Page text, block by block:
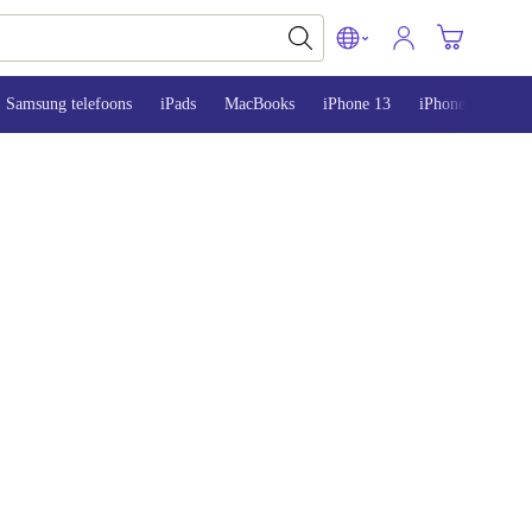
Samsung telefoons iPads MacBooks iPhone 13 iPhone 14